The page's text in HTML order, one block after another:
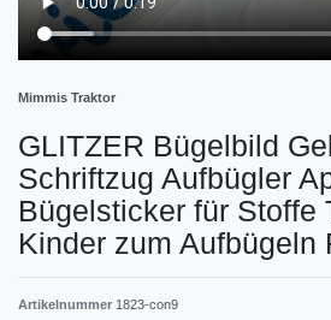
Mimmis Traktor
GLITZER Bügelbild
Schriftzug Aufbügler
Bügelsticker für Stoffe
Kinder zum Aufbügeln
Artikelnummer 1823-con9